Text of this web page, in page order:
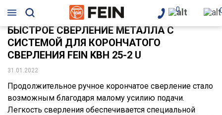
0
БЫСТРОЕ СВЕРЛЕНИЕ МЕТАЛЛА С
СИСТЕМОЙ ДЛЯ КОРОНЧАТОГО
СВЕРЛЕНИЯ FEIN KBH 25-2 U
31.01.2022
Продолжительное ручное корончатое сверление стало
возможным благодаря малому усилию подачи.
Легкость сверления обеспечивается специальной